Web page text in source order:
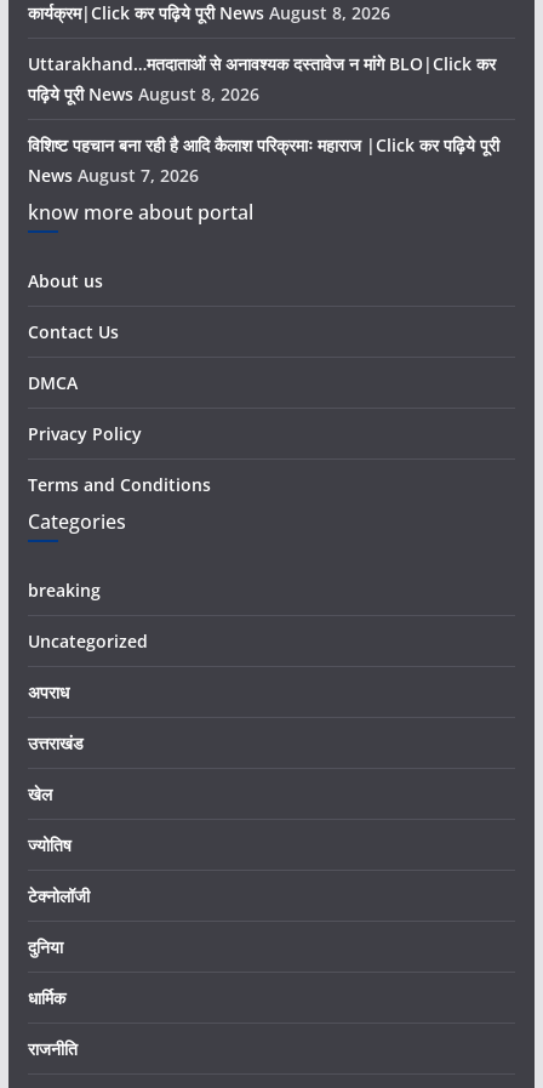
कार्यक्रम|Click कर पढ़िये पूरी News August 8, 2026
Uttarakhand…मतदाताओं से अनावश्यक दस्तावेज न मांगे BLO|Click कर
पढ़िये पूरी News August 8, 2026
विशिष्ट पहचान बना रही है आदि कैलाश परिक्रमाः महाराज |Click कर पढ़िये पूरी
News August 7, 2026
know more about portal
About us
Contact Us
DMCA
Privacy Policy
Terms and Conditions
Categories
breaking
Uncategorized
अपराध
उत्तराखंड
खेल
ज्योतिष
टेक्नोलॉजी
दुनिया
धार्मिक
राजनीति